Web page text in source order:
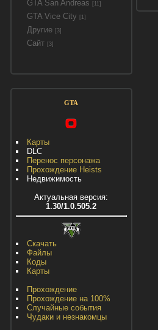
GTA San Andreas [11]
GTA Vice City [1]
Другие [3]
Сайт [3]
GTA
Карты
DLC
Перенос персонажа
Прохождение Heists
Недвижимость
Актуальная версия:
1.30/1.0.505.2
Скачать
Файлы
Коды
Карты
Прохождение
Прохождение на 100%
Случайные события
Чудаки и незнакомцы